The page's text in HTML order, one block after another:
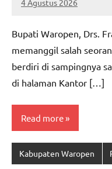
MEPAGO
No
Bupati Waropen, Drs.
memanggil salah
berdiri di sampingnya
di halaman Kantor […]
Read more
Kabupaten Waropen